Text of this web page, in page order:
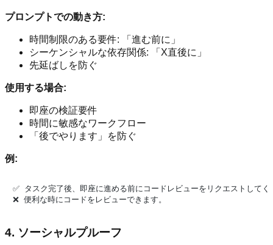
プロンプトでの動き方:
時間制限のある要件: 「進む前に」
シーケンシャルな依存関係: 「X直後に」
先延ばしを防ぐ
使用する場合:
即座の検証要件
時間に敏感なワークフロー
「後でやります」を防ぐ
例:
✅ タスク完了後、即座に進める前にコードレビューをリクエストしてく
4. ソーシャルプルーフ